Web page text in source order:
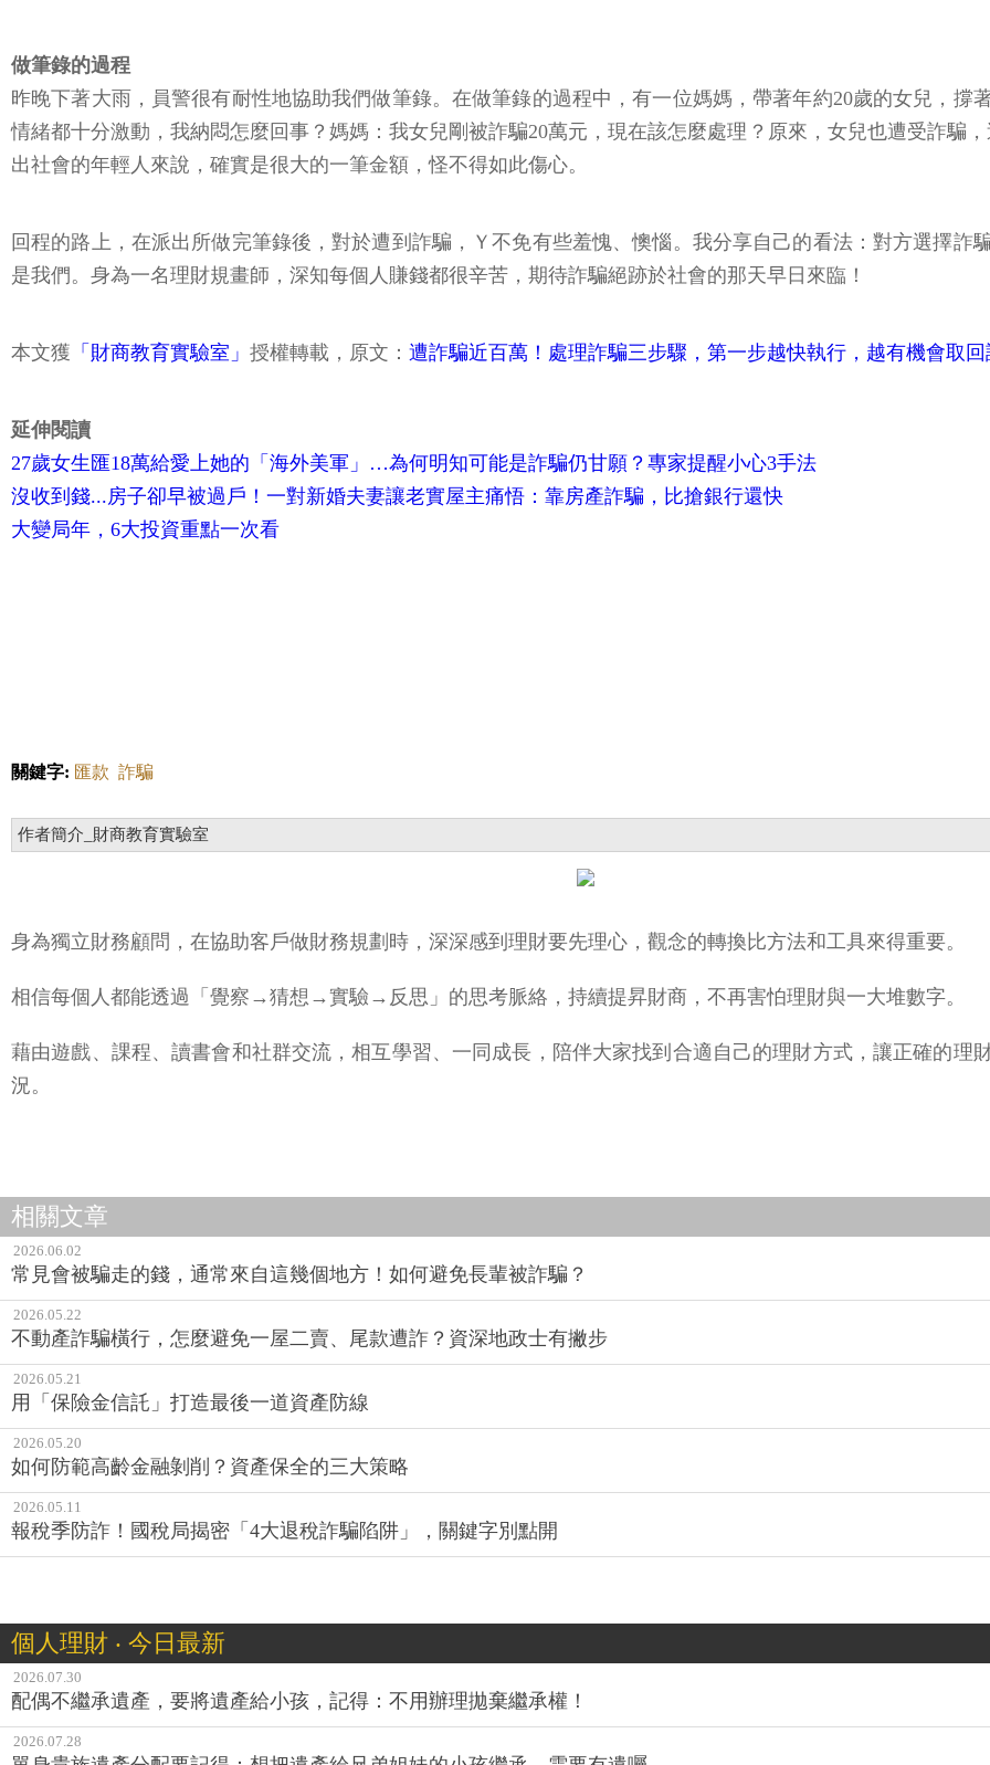
做筆錄的過程
昨晚下著大雨，員警很有耐性地協助我們做筆錄。在做筆錄的過程中，有一位媽媽，帶著年約20歲的女兒，撐
情緒都十分激動，我納悶怎麼回事？媽媽：我女兒剛被詐騙20萬元，現在該怎麼處理？原來，女兒也遭受詐騙
出社會的年輕人來說，確實是很大的一筆金額，怪不得如此傷心。
回程的路上，在派出所做完筆錄後，對於遭到詐騙，Ｙ不免有些羞愧、懊惱。我分享自己的看法：對方選擇詐
是我們。身為一名理財規畫師，深知每個人賺錢都很辛苦，期待詐騙絕跡於社會的那天早日來臨！
本文獲 「財商教育實驗室」 授權轉載，原文： 遭詐騙近百萬！處理詐騙三步驟，第一步越快執行，越有機會取
延伸閱讀
27歲女生匯18萬給愛上她的「海外美軍」…為何明知可能是詐騙仍甘願？專家提醒小心3手法
沒收到錢...房子卻早被過戶！一對新婚夫妻讓老實屋主痛悟：靠房產詐騙，比搶銀行還快
大變局年，6大投資重點一次看
關鍵字: 匯款 詐騙
作者簡介_財商教育實驗室
身為獨立財務顧問，在協助客戶做財務規劃時，深深感到理財要先理心，觀念的轉換比方法和工具來得重要。
相信每個人都能透過「覺察→猜想→實驗→反思」的思考脈絡，持續提昇財商，不再害怕理財與一大堆數字。
藉由遊戲、課程、讀書會和社群交流，相互學習、一同成長，陪伴大家找到合適自己的理財方式，讓正確的理
況。
相關文章
2026.06.02
常見會被騙走的錢，通常來自這幾個地方！如何避免長輩被詐騙？
2026.05.22
不動產詐騙橫行，怎麼避免一屋二賣、尾款遭詐？資深地政士有撇步
2026.05.21
用「保險金信託」打造最後一道資產防線
2026.05.20
如何防範高齡金融剝削？資產保全的三大策略
2026.05.11
報稅季防詐！國稅局揭密「4大退稅詐騙陷阱」，關鍵字別點開
個人理財 ‧ 今日最新
2026.07.30
配偶不繼承遺產，要將遺產給小孩，記得：不用辦理拋棄繼承權！
2026.07.28